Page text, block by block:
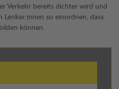
Verkehr bereits dichter wird und
Lenker:innen so einordnen, dass
können.